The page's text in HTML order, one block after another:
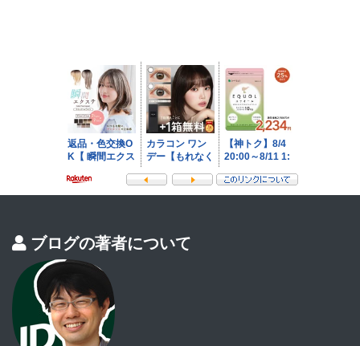
ブログの著者について